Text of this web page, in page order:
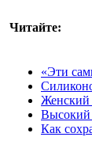
Читайте:
«Эти
Женский
Высокий
Как